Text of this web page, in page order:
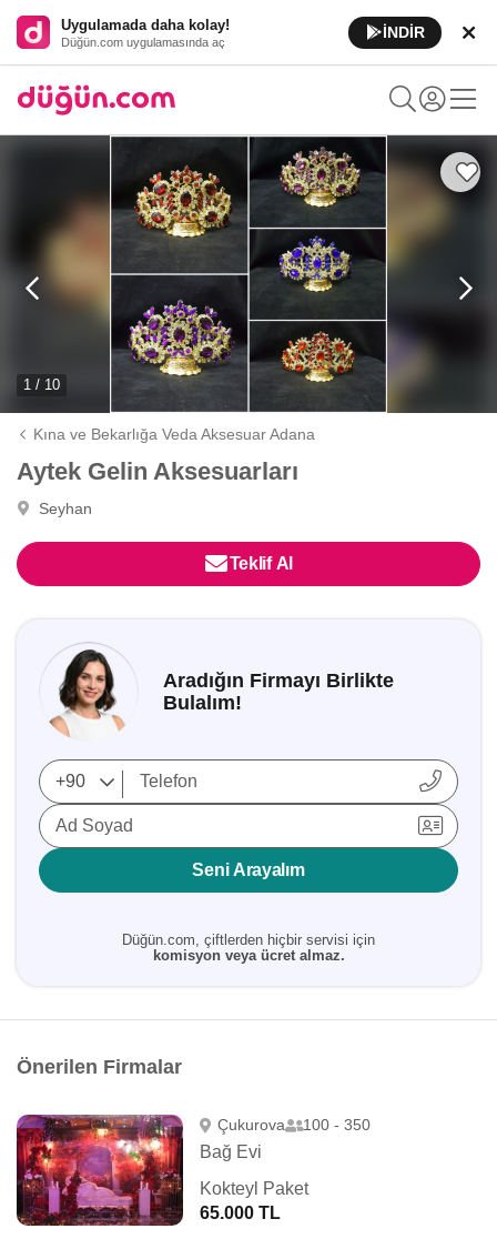
Uygulamada daha kolay!
Düğün.com uygulamasında aç
İNDİR
1 / 10
Kına ve Bekarlığa Veda Aksesuar Adana
Aytek Gelin Aksesuarları
Seyhan
Teklif Al
Aradığın Firmayı Birlikte
Bulalım!
Ad Soyad
Seni Arayalım
Düğün.com, çiftlerden hiçbir servisi için
komisyon veya ücret almaz.
Önerilen Firmalar
Çukurova 100 - 350
Bağ Evi
Kokteyl Paket
65.000 TL